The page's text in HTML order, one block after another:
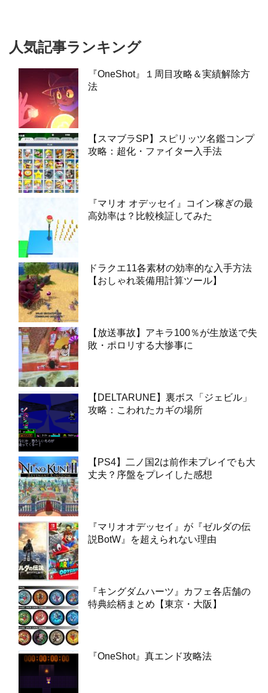
人気記事ランキング
『OneShot』１周目攻略＆実績解除方
法
【スマブラSP】スピリッツ名鑑コンプ
攻略：超化・ファイター入手法
『マリオ オデッセイ』コイン稼ぎの最
高効率は？比較検証してみた
ドラクエ11各素材の効率的な入手方法
【おしゃれ装備用計算ツール】
【放送事故】アキラ100％が生放送で失
敗・ポロリする大惨事に
【DELTARUNE】裏ボス「ジェビル」
攻略：こわれたカギの場所
【PS4】二ノ国2は前作未プレイでも大
丈夫？序盤をプレイした感想
『マリオオデッセイ』が『ゼルダの伝
説BotW』を超えられない理由
『キングダムハーツ』カフェ各店舗の
特典絵柄まとめ【東京・大阪】
『OneShot』真エンド攻略法